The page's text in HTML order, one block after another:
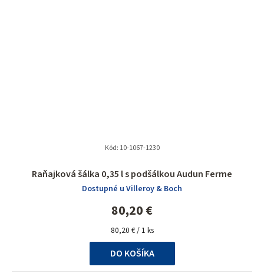
Raňajková šálka 0,35 l s podšálkou Audun Ferme
hodnotenie
produktu
je
5,0
z
5
hviezdičiek.
Dostupné u Villeroy & Boch
80,20 €
Jednotková
cena:
80,20 € / 1 ks
DO KOŠÍKA
Kód: 10-1067-1230